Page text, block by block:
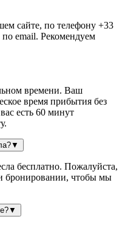
сайте, по телефону +33
email. Рекомендуем
времени. Ваш
время прибытия без
есть 60 минут
▼
бесплатно. Пожалуйста,
бронировании, чтобы мы
▼